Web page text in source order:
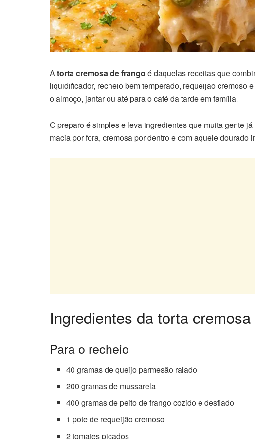
Atorta cremosa de frango é daquelas receitas que
liquidificador, recheio bem temperado, requeijão cremoso
o almoço, jantar ou até para o café da tarde em família.
O preparo é simples e leva ingredientes que muita gente
macia por fora, cremosa por dentro e com aquele dourado
Ingredientes da torta
Para o recheio
40 gramas de queijo parmesão ralado
200 gramas de mussarela
400 gramas de peito de frango cozido e desfiado
1 pote de requeijão cremoso
2 tomates picados